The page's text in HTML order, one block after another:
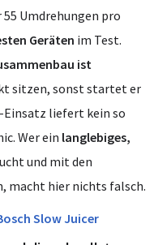
Umdrehungen pro
Geräten im Test.
ist
sitzen, sonst startet er
liefert kein so
Wer ein langlebiges,
und mit den
macht hier nichts falsch.
Slow Juicer